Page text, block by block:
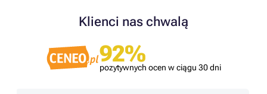
Klienci nas chwalą
92%
pozytywnych ocen w ciągu 30 dni